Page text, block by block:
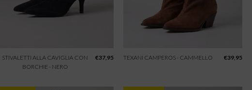
STIVALETTI ALLA CAVIGLIA CON
BORCHIE - NERO
€37,95 TEXANI CAMPEROS - CAMMELLO €39,95